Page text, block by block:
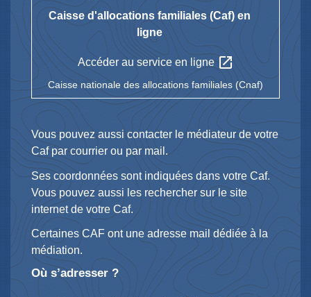
Caisse d'allocations familiales (Caf) en
ligne
Accéder au service en ligneopen_in_new
Caisse nationale des allocations familiales (Cnaf)
Vous pouvez aussi contacter le médiateur de votre
Caf par courrier ou par mail.
Ses coordonnées sont indiquées dans votre Caf.
Vous pouvez aussi les rechercher sur le site
internet de votre Caf.
Certaines CAF ont une adresse mail dédiée à la
médiation.
Où s’adresser ?